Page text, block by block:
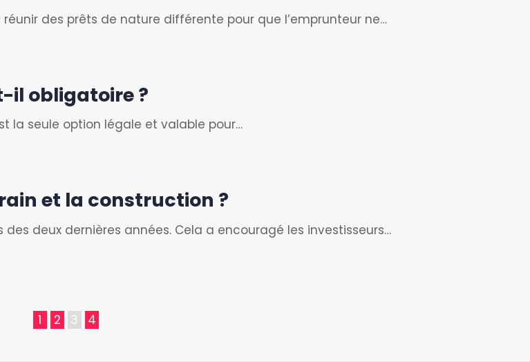
des prêts de nature différente pour que l’emprunteur ne…
il obligatoire ?
la seule option légale et valable pour…
et la construction ?
deux dernières années. Cela a encouragé les investisseurs…
1 2 3 4